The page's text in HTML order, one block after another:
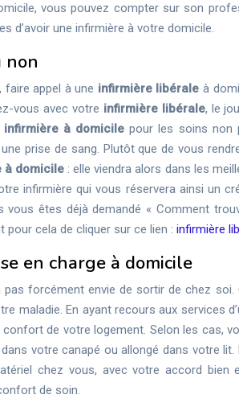
vous pouvez compter sur son
d’avoir une infirmière à votre domicile.
non
faire appel à une infirmière libérale à
vous avec votre infirmière libérale, le
infirmière à domicile pour les soins non
prise de sang. Plutôt que de vous
à domicile : elle viendra alors dans les
infirmière qui vous réservera ainsi un
vous êtes déjà demandé « Comment
pour cela de cliquer sur ce lien : infirmière
en charge à domicile
pas forcément envie de sortir de chez
maladie. En ayant recours aux services
de votre logement. Selon les cas,
votre canapé ou allongé dans votre
chez vous, avec votre accord bien
de soin.